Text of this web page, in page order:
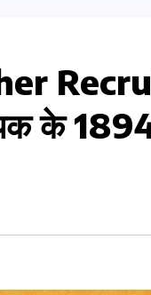
के 1894